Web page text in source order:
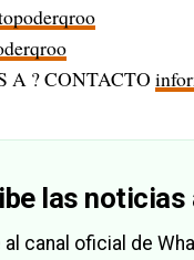
A ? CONTACTO
las
al canal oficial de